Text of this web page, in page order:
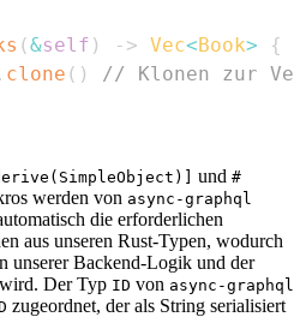
(&self ) -> Vec<Book>
{
. clone ( )
// Klonen zur
und #
werden von async-graphql
die erforderlichen
aus unseren Rust-Typen, wodurch
unserer Backend-Logik und der
Der Typ ID von async-graphql
zugeordnet, der als String serialisiert